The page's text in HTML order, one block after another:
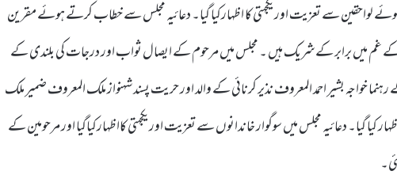
لواحقین سے تعزیت اوریکجہتی کا اظہارکیا گیا۔ دعائیہ مجلس سے خطاب کرتے ہوئے مقرین
غم میں برابر کے شریک ہیں ۔ مجلس میں مرحوم کے ایصال ثواب اور درجات کی بلندی کے
خواجہ بشیر احمد المعروف نذیر کرنائی کے والد اور حریت پسند شہنواز ملک المعروف ضمیر ملک
کیا گیا۔ دعائیہ مجلس میں سوگوار خاندانوں سے تعزیت اوریکجہتی کااظہارکیاگیا اور مرحومین کے